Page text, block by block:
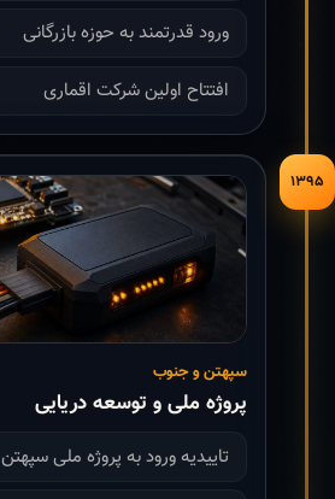
ورود قدرتمند به حوزه بازرگانی
افتتاح اولین شرکت اقماری
۱۳۹۵
سپهتن و جنوب
پروژه ملی و توسعه دریایی
تاییدیه ورود به پروژه ملی سپهتن